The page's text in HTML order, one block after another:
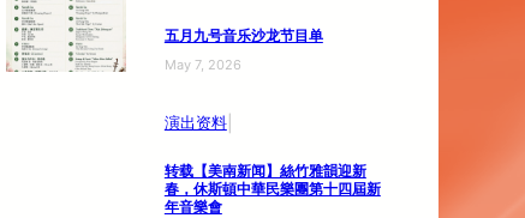
五月九号音乐沙龙节目单
May 7, 2026
演出资料|
转载【美南新闻】絲竹雅韻迎新
春，休斯頓中華民樂團第十四屆新
年音樂會